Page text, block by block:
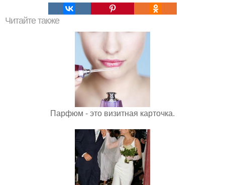
Читайте также
Парфюм - это визитная карточка.